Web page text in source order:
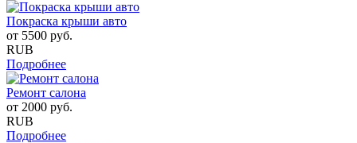
Покраска крыши авто
от 5500 руб.
RUB
Подробнее
Ремонт салона
от 2000 руб.
RUB
Подробнее